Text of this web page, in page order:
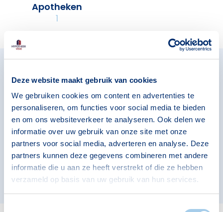
Deze website maakt gebruik van cookies
We gebruiken cookies om content en advertenties te
personaliseren, om functies voor social media te bieden
en om ons websiteverkeer te analyseren. Ook delen we
informatie over uw gebruik van onze site met onze
partners voor social media, adverteren en analyse. Deze
partners kunnen deze gegevens combineren met andere
informatie die u aan ze heeft verstrekt of die ze hebben
verzameld op basis van uw gebruik van hun services.
Apotheken
1
Omliggende buurten in
Eindhoven
Bekijk ook de andere buurten in de buurt.
Eckart Heesterakker
Luytelaer
Tempel
Vlokhoven